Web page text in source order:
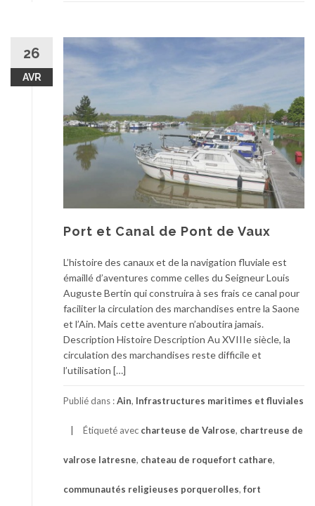
26
AVR
Port et Canal de Pont de Vaux
L’histoire des canaux et de la navigation fluviale est
émaillé d’aventures comme celles du Seigneur Louis
Auguste Bertin qui construira à ses frais ce canal pour
faciliter la circulation des marchandises entre la Saone
et l’Ain. Mais cette aventure n’aboutira jamais.
Description Histoire Description Au XVIIIe siècle, la
circulation des marchandises reste difficile et
l’utilisation […]
Publié dans :Ain, Infrastructures maritimes et fluviales
Étiqueté avec charteuse de Valrose, chartreuse de
valrose latresne, chateau de roquefort cathare,
communautés religieuses porquerolles, fort